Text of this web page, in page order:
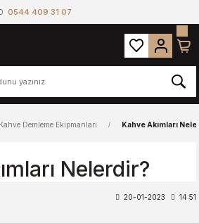
0544 409 31 07
Kahve Demleme Ekipmanları Kahve Akımları
Nelerdir?
20-01-2023 14:51